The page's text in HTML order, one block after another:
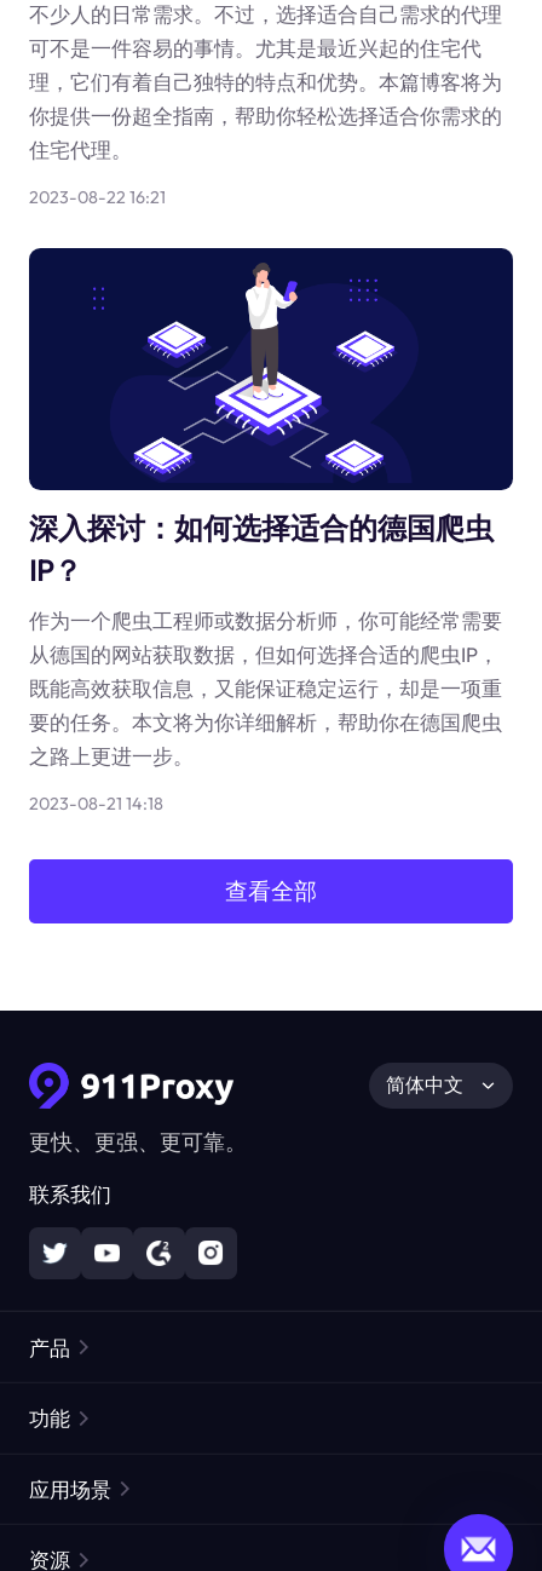
不少人的日常需求。不过，选择适合自己需求的代理
可不是一件容易的事情。尤其是最近兴起的住宅代
理，它们有着自己独特的特点和优势。本篇博客将为
你提供一份超全指南，帮助你轻松选择适合你需求的
住宅代理。
2023-08-22 16:21
深入探讨：如何选择适合的德国爬虫
IP？
作为一个爬虫工程师或数据分析师，你可能经常需要
从德国的网站获取数据，但如何选择合适的爬虫IP，
既能高效获取信息，又能保证稳定运行，却是一项重
要的任务。本文将为你详细解析，帮助你在德国爬虫
之路上更进一步。
2023-08-21 14:18
查看全部
更快、更强、更可靠。
联系我们
简体中文
产品
静态住宅代理
功能
ISP代理
应用场景
资源